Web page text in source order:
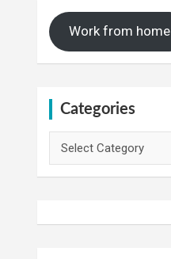
Work from home
Categories